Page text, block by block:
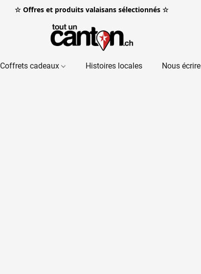
☆ Offres et produits valaisans sélectionnés ☆
Coffrets cadeaux Histoires locales Nous écrire